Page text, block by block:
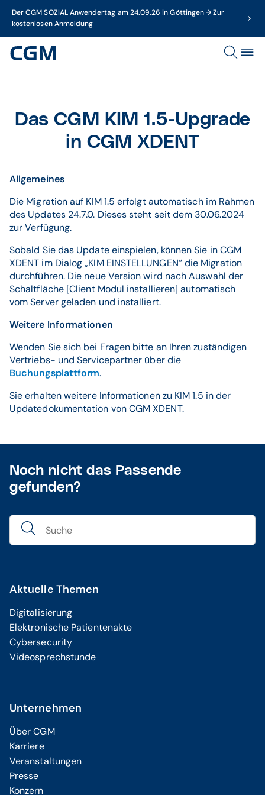
Der CGM SOZIAL Anwendertag am 24.09.26 in Göttingen → Zur
kostenlosen Anmeldung
Das CGM KIM 1.5-Upgrade
in CGM XDENT
Allgemeines
Die Migration auf KIM 1.5 erfolgt automatisch im Rahmen
des Updates 24.7.0. Dieses steht seit dem 30.06.2024
zur Verfügung.
Sobald Sie das Update einspielen, können Sie in CGM
XDENT im Dialog „KIM EINSTELLUNGEN“ die Migration
durchführen. Die neue Version wird nach Auswahl der
Schaltfläche [Client Modul installieren] automatisch
vom Server geladen und installiert.
Weitere Informationen
Wenden Sie sich bei Fragen bitte an Ihren zuständigen
Vertriebs- und Servicepartner über die
Buchungsplattform.
Sie erhalten weitere Informationen zu KIM 1.5 in der
Updatedokumentation von CGM XDENT.
Noch nicht das Passende
gefunden?
Aktuelle Themen
Digitalisierung
Elektronische Patientenakte
Cybersecurity
Videosprechstunde
Unternehmen
Über CGM
Karriere
Veranstaltungen
Presse
Konzern